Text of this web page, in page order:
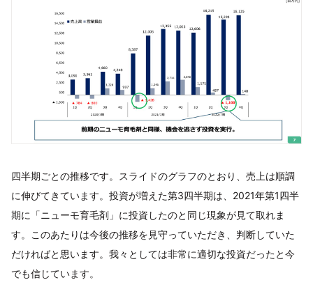
四半期ごとの推移です。スライドのグラフのとおり、売上は順調
に伸びてきています。投資が増えた第3四半期は、2021年第1四半
期に「ニューモ育毛剤」に投資したのと同じ現象が見て取れま
す。このあたりは今後の推移を見守っていただき、判断していた
だければと思います。我々としては非常に適切な投資だったと今
でも信じています。